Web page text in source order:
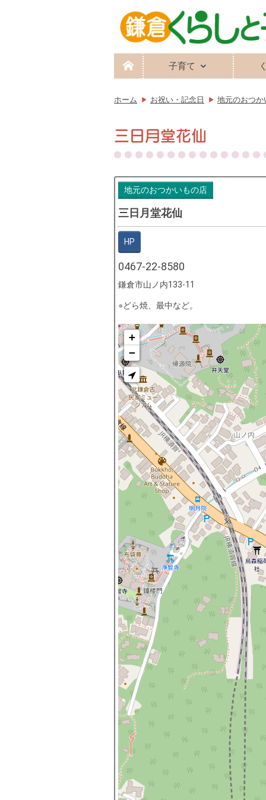
子育て
ホーム お祝い・記念日 地元のおつか
三日月堂花仙
地元のおつかいもの店
三日月堂花仙
HP
0467-22-8580
鎌倉市山ノ内133-11
どら焼、最中など。
+
−